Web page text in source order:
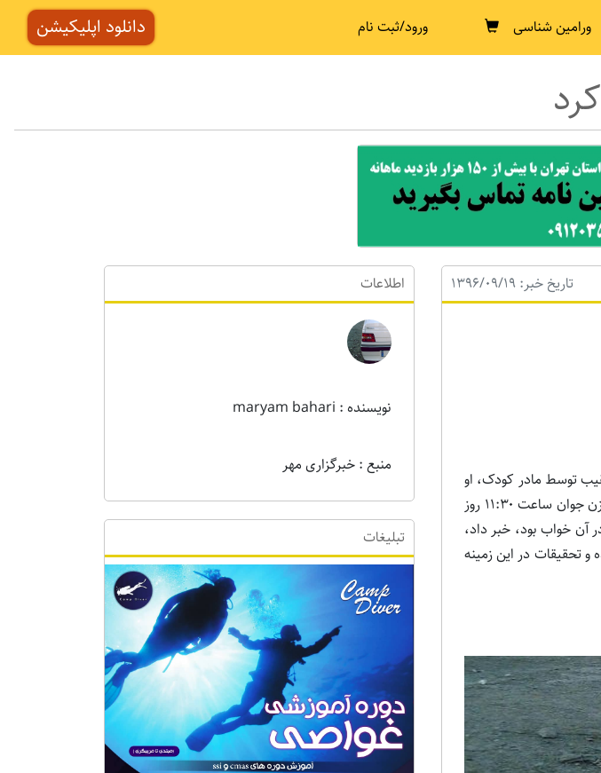
ورامین شناسی ورود/ثبت نام دانلود اپلیکیشن
تاریخ خبر: 1396/09/19
توسط مادر کودک، او
را در کنار خیابان رها کرده و با خودرو سرقتی متواری شد. به گزارش خبرنگار مهر، یک زن جوان ساعت ۱۱:۳۰ روز
سرقت خودرو خود در حالی که کودک ۳ ساله اش در آن خواب بود، خبر داد،
تحقیقات در این زمینه
اطلاعات
نویسنده : maryam bahari
منبع : خبرگزاری مهر
تبلیغات